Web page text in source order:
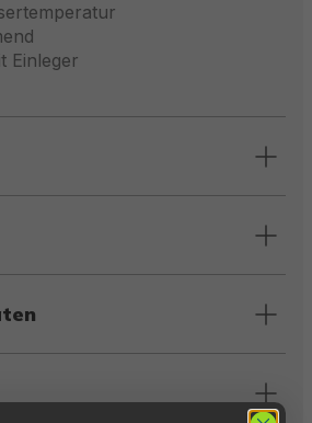
Einleger